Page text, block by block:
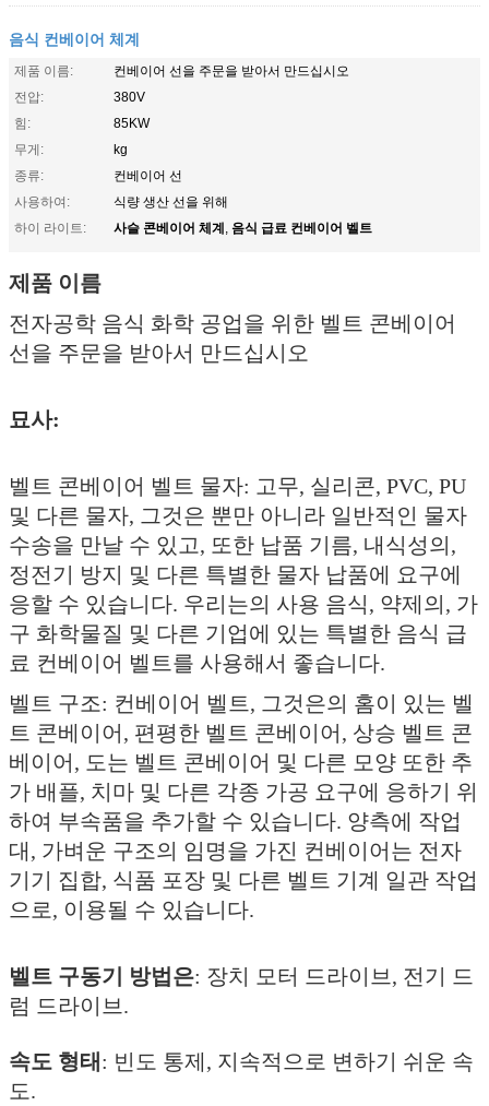
음식 컨베이어 체계
제품 이름:
컨베이어 선을 주문을 받아서 만드십시오
전압:
380V
힘:
85KW
무게:
kg
종류:
컨베이어 선
사용하여:
식량 생산 선을 위해
하이 라이트:
사슬 콘베이어 체계, 음식 급료 컨베이어 벨트
제품 이름
전자공학 음식 화학 공업을 위한 벨트 콘베이어
선을 주문을 받아서 만드십시오
묘사:
벨트 콘베이어 벨트 물자: 고무, 실리콘, PVC, PU
및 다른 물자, 그것은 뿐만 아니라 일반적인 물자
수송을 만날 수 있고, 또한 납품 기름, 내식성의,
정전기 방지 및 다른 특별한 물자 납품에 요구에
응할 수 있습니다. 우리는의 사용 음식, 약제의, 가
구 화학물질 및 다른 기업에 있는 특별한 음식 급
료 컨베이어 벨트를 사용해서 좋습니다.
벨트 구조: 컨베이어 벨트, 그것은의 홈이 있는 벨
트 콘베이어, 편평한 벨트 콘베이어, 상승 벨트 콘
베이어, 도는 벨트 콘베이어 및 다른 모양 또한 추
가 배플, 치마 및 다른 각종 가공 요구에 응하기 위
하여 부속품을 추가할 수 있습니다. 양측에 작업
대, 가벼운 구조의 임명을 가진 컨베이어는 전자
기기 집합, 식품 포장 및 다른 벨트 기계 일관 작업
으로, 이용될 수 있습니다.
벨트 구동기 방법은: 장치 모터 드라이브, 전기 드
럼 드라이브.
속도 형태 : 빈도 통제, 지속적으로 변하기 쉬운 속
도.